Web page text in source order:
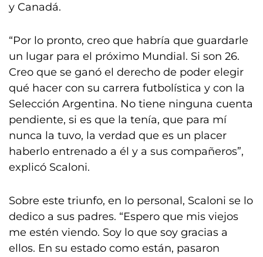
y Canadá.
“Por lo pronto, creo que habría que guardarle
un lugar para el próximo Mundial. Si son 26.
Creo que se ganó el derecho de poder elegir
qué hacer con su carrera futbolística y con la
Selección Argentina. No tiene ninguna cuenta
pendiente, si es que la tenía, que para mí
nunca la tuvo, la verdad que es un placer
haberlo entrenado a él y a sus compañeros”,
explicó Scaloni.
Sobre este triunfo, en lo personal, Scaloni se lo
dedico a sus padres. “Espero que mis viejos
me estén viendo. Soy lo que soy gracias a
ellos. En su estado como están, pasaron